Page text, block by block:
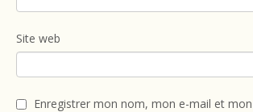
Site web
Enregistrer mon nom, mon e-mail et